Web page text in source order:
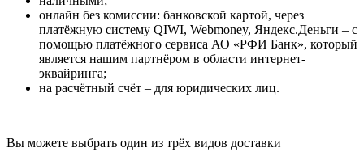
онлайн без комиссии: банковской картой, через
платёжную систему QIWI, Webmoney, Яндекс.Деньги – с
помощью платёжного сервиса АО «РФИ Банк», который
является нашим партнёром в области интернет-
эквайринга;
на расчётный счёт – для юридических лиц.
Вы можете выбрать один из трёх видов доставки